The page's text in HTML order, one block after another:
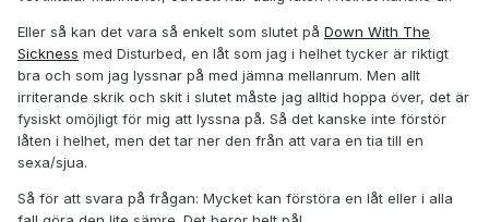
Eller så kan det vara så enkelt som slutet på Down With The
Sickness med Disturbed, en låt som jag i helhet tycker är riktigt
bra och som jag lyssnar på med jämna mellanrum. Men allt
irriterande skrik och skit i slutet måste jag alltid hoppa över, det är
fysiskt omöjligt för mig att lyssna på. Så det kanske inte förstör
låten i helhet, men det tar ner den från att vara en tia till en
sexa/sjua.
Så för att svara på frågan: Mycket kan förstöra en låt eller i alla